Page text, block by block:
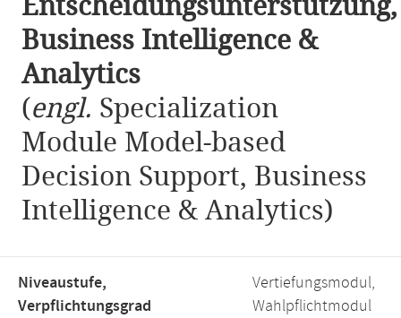
Business Intelligence &
Analytics
(engl. Specialization
Module Model-based
Decision Support, Business
Intelligence & Analytics)
Niveaustufe,
Verpflichtungsgrad
Vertiefungsmodul,
Wahlpflichtmodul